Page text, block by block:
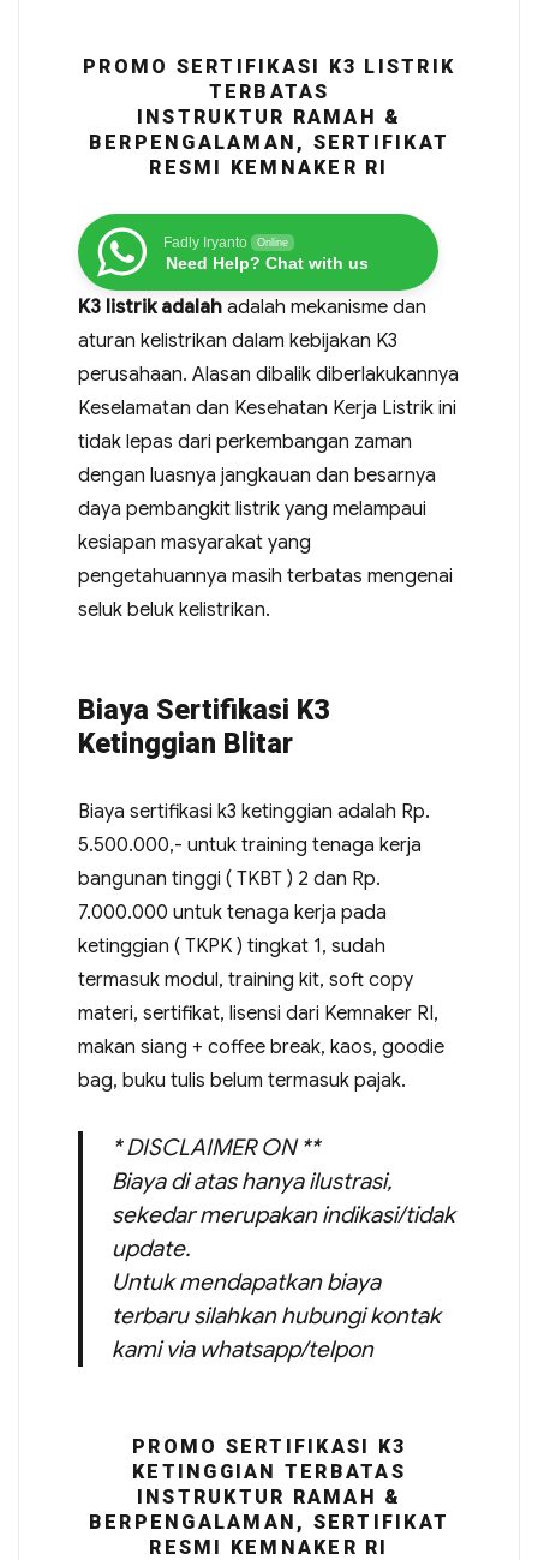
PROMO SERTIFIKASI K3 LISTRIK
TERBATAS
INSTRUKTUR RAMAH &
BERPENGALAMAN, SERTIFIKAT
RESMI KEMNAKER RI
Fadly Iryanto Online
Need Help? Chat with us
K3 listrik adalahadalah mekanisme dan
aturan kelistrikan dalam kebijakan K3
perusahaan. Alasan dibalik diberlakukannya
Keselamatan dan Kesehatan Kerja Listrik ini
tidak lepas dari perkembangan zaman
dengan luasnya jangkauan dan besarnya
daya pembangkit listrik yang melampaui
kesiapan masyarakat yang
pengetahuannya masih terbatas mengenai
seluk beluk kelistrikan.
Biaya Sertifikasi K3
Ketinggian Blitar
Biaya sertifikasi k3 ketinggian adalah Rp.
5.500.000,- untuk training tenaga kerja
bangunan tinggi ( TKBT ) 2 dan Rp.
7.000.000 untuk tenaga kerja pada
ketinggian ( TKPK ) tingkat 1, sudah
termasuk modul, training kit, soft copy
materi, sertifikat, lisensi dari Kemnaker RI,
makan siang + coffee break, kaos, goodie
bag, buku tulis belum termasuk pajak.
* DISCLAIMER ON **
Biaya di atas hanya ilustrasi,
sekedar merupakan indikasi/tidak
update.
Untuk mendapatkan biaya
terbaru silahkan hubungi kontak
kami via whatsapp/telpon
PROMO SERTIFIKASI K3
KETINGGIAN TERBATAS
INSTRUKTUR RAMAH &
BERPENGALAMAN, SERTIFIKAT
RESMI KEMNAKER RI